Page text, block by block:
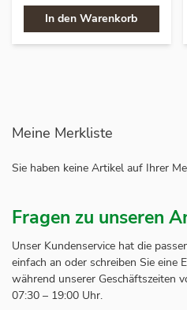
In den Warenkorb
Meine Merkliste
Sie haben keine Artikel auf Ihrer
Fragen zu unseren
Unser Kundenservice hat die
einfach an oder schreiben Sie eine
während unserer Geschäftszeiten
07:30 – 19:00 Uhr.